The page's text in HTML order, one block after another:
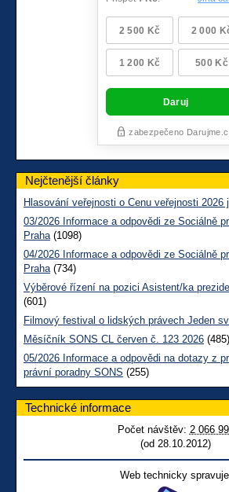
Nejčtenější články
Hlasování veřejnosti o Cenu veřejnosti 2026
03/2026 Informace a odpovědi ze Sociálně
Praha(1098)
04/2026 Informace a odpovědi ze Sociálně
Praha(734)
Výběrové řízení na pozici Asistent/ka
(601)
Filmový festival o lidských právech Jeden
Měsíčník SONS CL červen č. 123 2026 (485)
05/2026 Informace a odpovědi na dotazy z
právní poradny SONS (255)
Technické informace
Počet návštěv: 2 066
(od 28.10.2012)
Web technicky